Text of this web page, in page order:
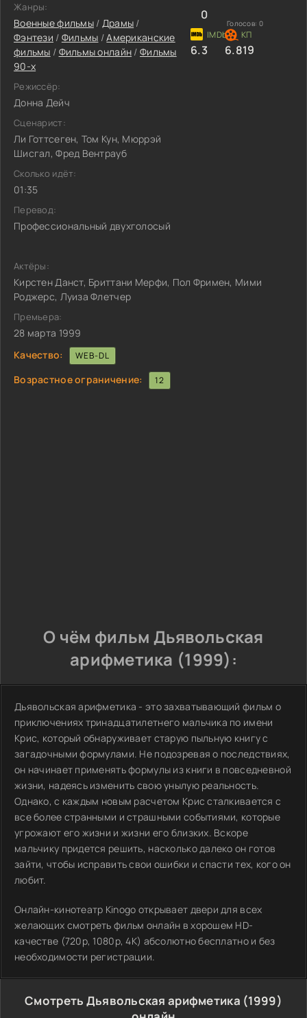
Жанры:
Военные фильмы/ Драмы /
Фэнтези / Фильмы /Американские
фильмы / Фильмы онлайн /Фильмы
90-х
Режиссёр:
Донна Дейч
Сценарист:
Ли Готтсеген, Том Кун, Мюррэй
Шисгал, Фред Вентрауб
Сколько идёт:
01:35
Перевод:
Профессиональный двухголосый
0
Голосов: 0
6.3 6.819
Актёры:
Кирстен Данст, Бриттани Мерфи, Пол Фримен, Мими
Роджерс, Луиза Флетчер
Премьера:
28 марта 1999
Качество:
WEB-DL
Возрастное ограничение: 12
О чём фильм Дьявольская
арифметика (1999):
Дьявольская арифметика - это захватывающий фильм о
приключениях тринадцатилетнего мальчика по имени
Крис, который обнаруживает старую пыльную книгу с
загадочными формулами. Не подозревая о последствиях,
он начинает применять формулы из книги в повседневной
жизни, надеясь изменить свою унылую реальность.
Однако, с каждым новым расчетом Крис сталкивается с
все более странными и страшными событиями, которые
угрожают его жизни и жизни его близких. Вскоре
мальчику придется решить, насколько далеко он готов
зайти, чтобы исправить свои ошибки и спасти тех, кого он
любит.
Онлайн-кинотеатр Kinogo открывает двери для всех
желающих смотреть фильм онлайн в хорошем HD-
качестве (720p, 1080p, 4K) абсолютно бесплатно и без
необходимости регистрации.
Смотреть Дьявольская арифметика (1999)